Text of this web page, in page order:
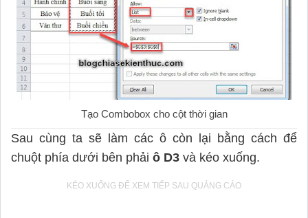
Tạo Combobox cho cột thời gian
Sau cùng ta sẽ làm các ô còn lại bằng cách để
chuột phía dưới bên phải ô D3 và kéo xuống.